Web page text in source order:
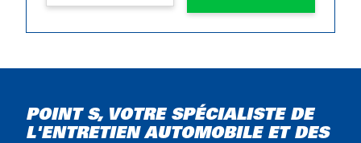
POINT S, VOTRE SPÉCIALISTE DE
L'ENTRETIEN AUTOMOBILE ET DES